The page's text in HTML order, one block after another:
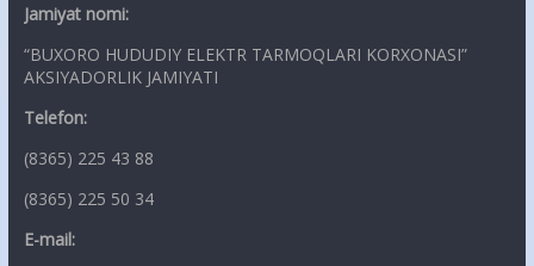
Jamiyat nomi:
“BUXORO HUDUDIY ELEKTR TARMOQLARI KORXONASI”
AKSIYADORLIK JAMIYATI
Telefon:
(8365) 225 43 88
(8365) 225 50 34
E-mail: